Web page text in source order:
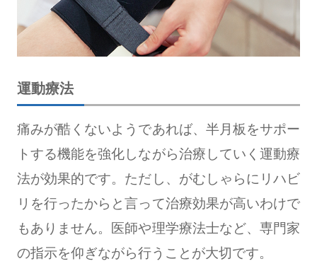
運動療法
痛みが酷くないようであれば、半月板をサポー
トする機能を強化しながら治療していく運動療
法が効果的です。ただし、がむしゃらにリハビ
リを行ったからと言って治療効果が高いわけで
もありません。医師や理学療法士など、専門家
の指示を仰ぎながら行うことが大切です。